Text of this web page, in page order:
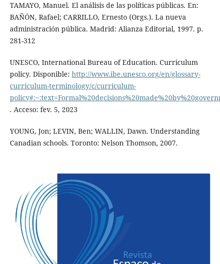
TAMAYO, Manuel. El análisis de las políticas públicas. En:
BAÑÓN, Rafael; CARRILLO, Ernesto (Orgs.). La nueva
administración pública. Madrid: Alianza Editorial, 1997. p.
281-312
UNESCO, International Bureau of Education. Curriculum
policy. Disponible: http://www.ibe.unesco.org/en/glossary-
curriculum-terminology/c/curriculum-
. Acceso: fev. 5, 2023
YOUNG, Jon; LEVIN, Ben; WALLIN, Dawn. Understanding
Canadian schools. Toronto: Nelson Thomson, 2007.